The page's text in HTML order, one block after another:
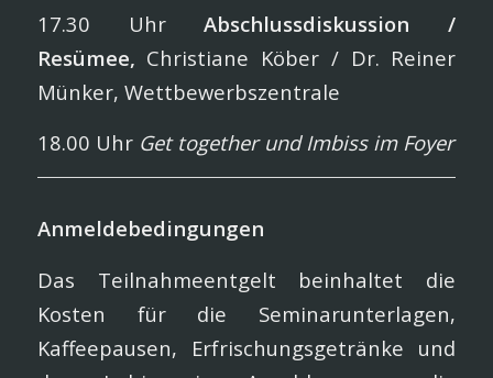
17.30 UhrAbschlussdiskussion /
Resümee, Christiane Köber / Dr. Reiner
Münker, Wettbewerbszentrale
18.00 Uhr Get together und Imbiss im Foyer
Anmeldebedingungen
Das Teilnahmeentgelt beinhaltet die
Kosten für die Seminarun­terlagen,
Kaffeepausen, Erfrischungsgetränke und